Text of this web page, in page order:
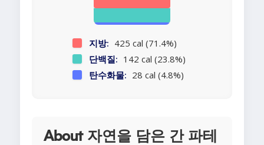
지방: 425 cal (71.4%)
단백질: 142 cal (23.8%)
탄수화물: 28 cal (4.8%)
About 자연을 담은 간 파테